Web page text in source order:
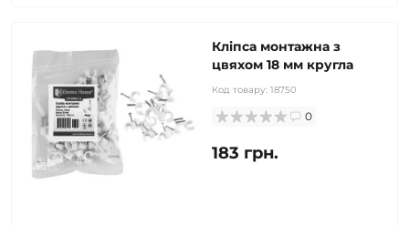
Кліпса монтажна з
цвяхом 18 мм кругла
Код товару: 18750
0
183 грн.